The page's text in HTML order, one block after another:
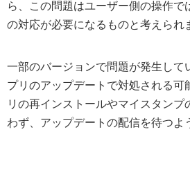
ら、この問題はユーザー側の操作
の対応が必要になるものと考えられ
一部のバージョンで問題が発生して
プリのアップデートで対処される可
リの再インストールやマイスタン
わず、アップデートの配信を待つよ